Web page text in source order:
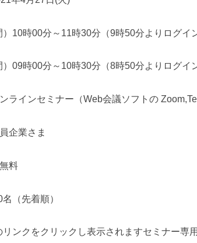
10時00分～ 11時30分（9時50分よりログイ
09時00分～ 10時30分（8時50分よりログイ
ラインセミナー（Web会議ソフトの
企業さま
料
名（先着順）
リンクをクリックし表示されますセミナー専